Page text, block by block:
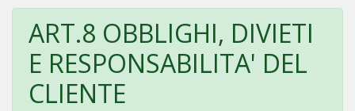
ART.8 OBBLIGHI, DIVIETI
E RESPONSABILITA' DEL
CLIENTE